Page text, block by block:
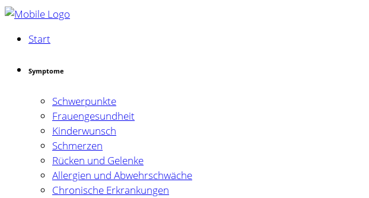
Start
Symptome
Schwerpunkte
Frauengesundheit
Kinderwunsch
Schmerzen
Rücken und Gelenke
Allergien und Abwehrschwäche
Chronische Erkrankungen